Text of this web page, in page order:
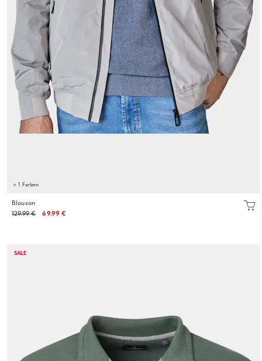
+ 1 Farben
Blouson
129.99 €
69.99 €
SALE